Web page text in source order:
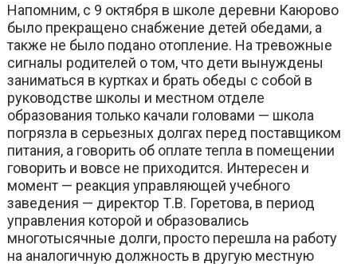
Напомним, с 9 октября в школе деревни Каюрово
было прекращено снабжение детей обедами, а
также не было подано отопление. На тревожные
сигналы родителей о том, что дети вынуждены
заниматься в куртках и брать обеды с собой в
руководстве школы и местном отделе
образования только качали головами — школа
погрязла в серьезных долгах перед поставщиком
питания, а говорить об оплате тепла в помещении
говорить и вовсе не приходится. Интересен и
момент — реакция управляющей учебного
заведения — директор Т.В. Горетова, в период
управления которой и образовались
многотысячные долги, просто перешла на работу
на аналогичную должность в другую местную